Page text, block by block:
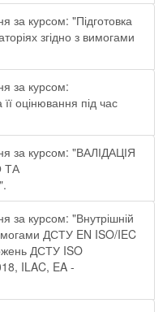
за курсом: "Підготовка
згідно з вимогами
за курсом:
оцінювання під час
за курсом: "ВАЛІДАЦІЯ
ТА
за курсом: "Внутрішній
ДСТУ EN ISO/IEC
ДСТУ ISO
ILAC, EA -